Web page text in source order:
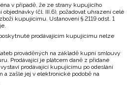
v případě, že ze strany kupujícího
(čl. III.6), požadovat uhrazení celé
kupujícímu. Ustanovení § 2119 odst. 1
prodávajícím kupujícímu nelze
prováděných na základě kupní smlouvy
Prodávající je plátcem daně z přidané
prodávající kupujícímu po odeslání
a zašle jej v elektronické podobě na